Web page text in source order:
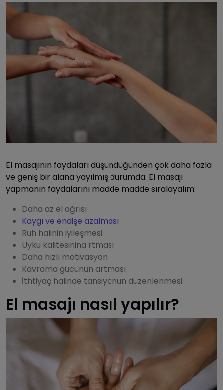
El masajının faydaları düşündüğünden çok daha fazla
ve geniş bir alana yayılmış durumda. El masajı
yapmanın faydalarını madde madde sıralayalım:
Daha az el ağrısı
Kaygı ve endişe azalması
Ruh halinin iyileşmesi
Uyku kalitesinina rtması
Daha hızlı motivasyon
Kavrama gücünün artması
İthtiyaç halinde tansiyonun düzenlenmesi
El masajı nasıl yapılır?